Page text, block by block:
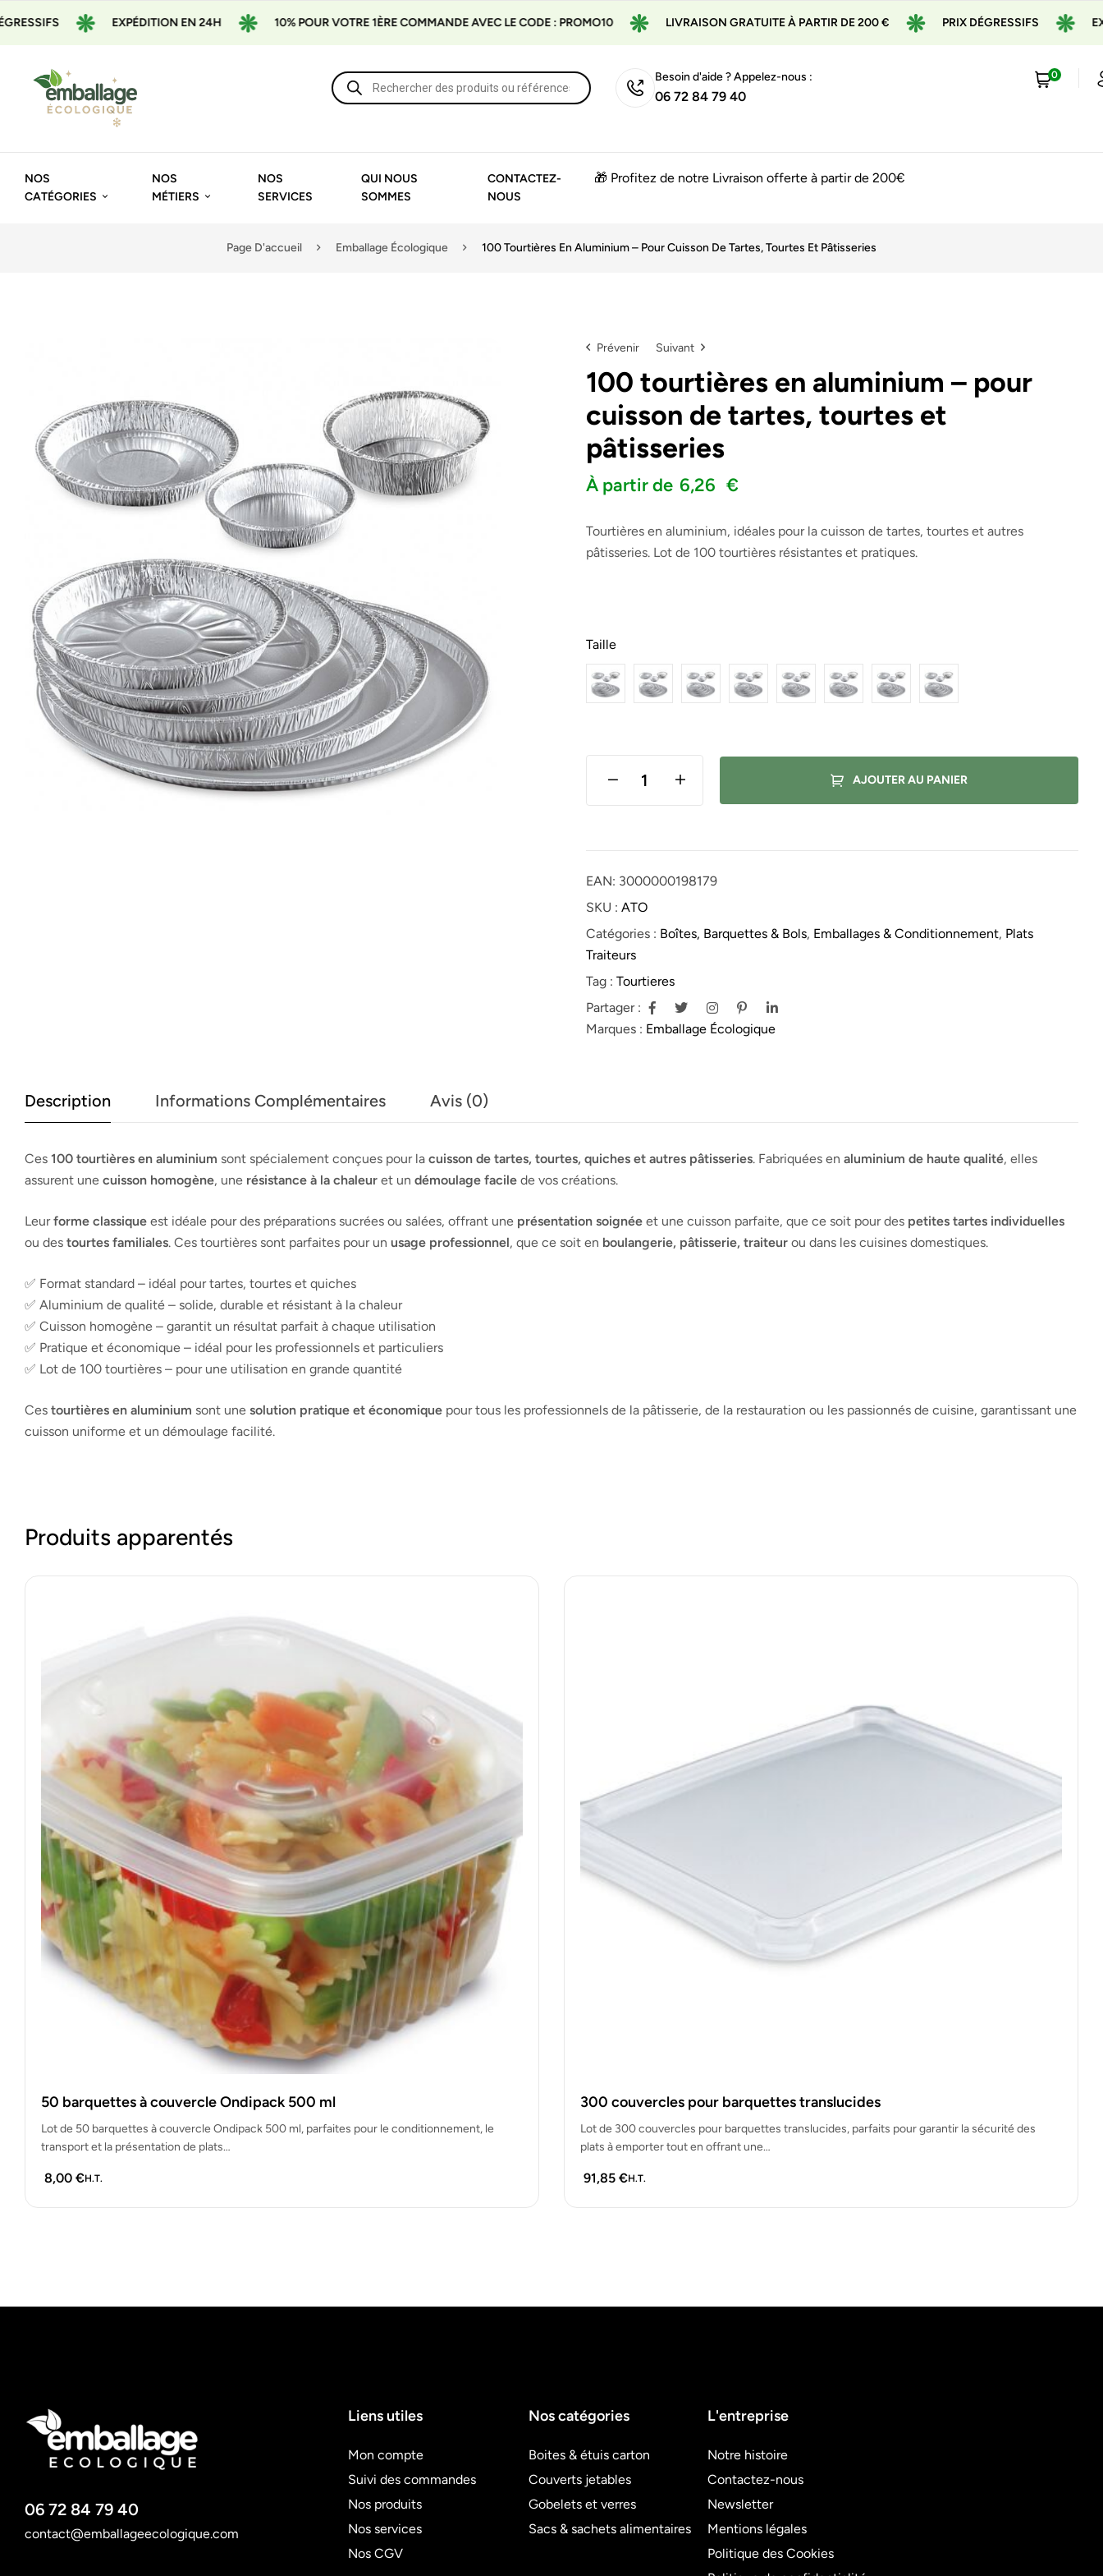
EXPÉDITION EN 24H 10% POUR VOTRE 1ÈRE COMMANDE AVEC LE CODE : PROMO10 LIVRAISON GRATUITE À PARTIR DE 200 € PRIX DÉGRESSIFS EXPÉDITION
Besoin d'aide ? Appelez-nous :
06 72 84 79 40
0
NOS
CATÉGORIES
NOS
MÉTIERS
NOS
SERVICES
QUI NOUS
SOMMES
CONTACTEZ-
NOUS
🎁 Profitez de notre Livraison offerte à partir de 200€
Page D'accueil Emballage Écologique 100 Tourtières En Aluminium – Pour Cuisson De Tartes, Tourtes Et Pâtisseries
Prévenir
4,91 €
Suivant
45,00 H.T.
100 tourtières en aluminium – pour
cuisson de tartes, tourtes et
pâtisseries
À partir de 6,26 €
Tourtières en aluminium, idéales pour la cuisson de tartes, tourtes et autres
pâtisseries. Lot de 100 tourtières résistantes et pratiques.
Taille
AJOUTER AU PANIER
EAN: 3000000198179
SKU : ATO
Catégories : Boîtes, Barquettes & Bols, Emballages & Conditionnement, Plats
Traiteurs
Tag : Tourtieres
Partager :
Marques : Emballage Écologique
Description Informations Complémentaires Avis (0)
Ces 100 tourtières en aluminium sont spécialement conçues pour la cuisson de tartes, tourtes, quiches et autres pâtisseries. Fabriquées en aluminium de haute qualité, elles
assurent une cuisson homogène, une résistance à la chaleur et un démoulage facile de vos créations.
Leurforme classique est idéale pour des préparations sucrées ou salées, offrant une présentation soignée et une cuisson parfaite, que ce soit pour des petites tartes individuelles
ou des tourtes familiales. Ces tourtières sont parfaites pour un usage professionnel, que ce soit en boulangerie, pâtisserie, traiteur ou dans les cuisines domestiques.
✅ Format standard – idéal pour tartes, tourtes et quiches
✅ Aluminium de qualité – solide, durable et résistant à la chaleur
✅ Cuisson homogène – garantit un résultat parfait à chaque utilisation
✅ Pratique et économique – idéal pour les professionnels et particuliers
✅ Lot de 100 tourtières – pour une utilisation en grande quantité
Ces tourtières en aluminium sont une solution pratique et économique pour tous les professionnels de la pâtisserie, de la restauration ou les passionnés de cuisine, garantissant une
cuisson uniforme et un démoulage facilité.
Produits apparentés
50 barquettes à couvercle Ondipack 500 ml
Lot de 50 barquettes à couvercle Ondipack 500 ml, parfaites pour le conditionnement, le
transport et la présentation de plats…
8,00 €H.T.
300 couvercles pour barquettes translucides
Lot de 300 couvercles pour barquettes translucides, parfaits pour garantir la sécurité des
plats à emporter tout en offrant une…
91,85 €H.T.
06 72 84 79 40
contact@emballageecologique.com
Liens utiles
Mon compte
Suivi des commandes
Nos produits
Nos services
Nos CGV
Nos catégories
Boites & étuis carton
Couverts jetables
Gobelets et verres
Sacs & sachets alimentaires
L'entreprise
Notre histoire
Contactez-nous
Newsletter
Mentions légales
Politique des Cookies